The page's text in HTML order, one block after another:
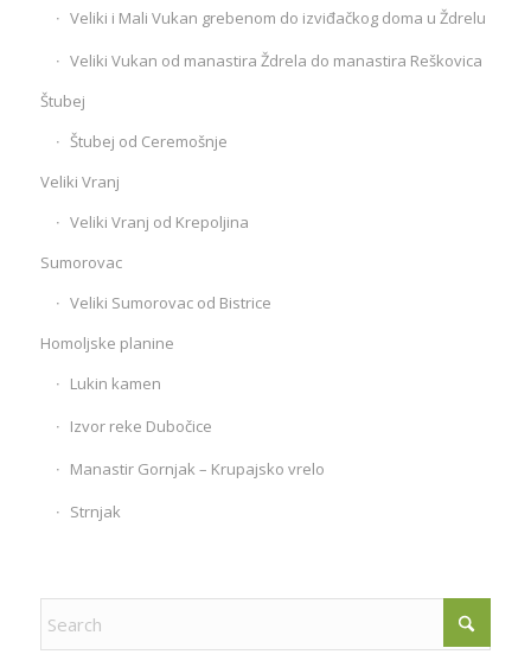
Veliki i Mali Vukan grebenom do izviđačkog doma u Ždrelu
Veliki Vukan od manastira Ždrela do manastira Reškovica
Štubej
Štubej od Ceremošnje
Veliki Vranj
Veliki Vranj od Krepoljina
Sumorovac
Veliki Sumorovac od Bistrice
Homoljske planine
Lukin kamen
Izvor reke Dubočice
Manastir Gornjak – Krupajsko vrelo
Strnjak